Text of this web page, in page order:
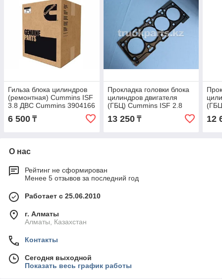
Гильза блока цилиндров
(ремонтная) Cummins ISF
3.8 ДВС Cummins 3904166
6 500 ₸
Прокладка головки блока
цилиндров двигателя
(ГБЦ) Cummins ISF 2.8
ДВС Cummins 5345647
13 250₸ 12
О нас
Рейтинг не сформирован
Менее 5 отзывов за последний год
Работает с 25.06.2010
г. Алматы
Алматы, Казахстан
Контакты
Сегодня выходной
Показать весь график работы